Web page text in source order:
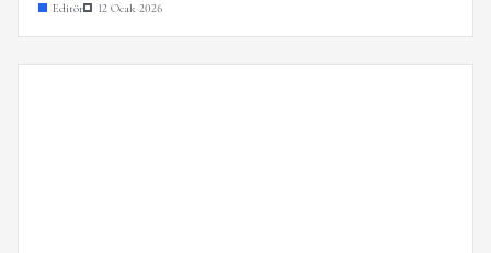
Editör 12 Ocak 2026